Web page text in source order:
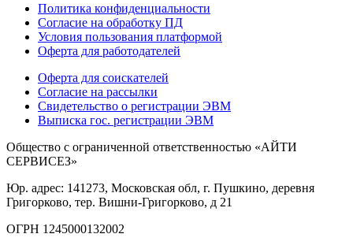
Политика конфиденциальности
Согласие на обработку ПД
Условия пользования платформой
Оферта для работодателей
Оферта для соискателей
Согласие на рассылки
Свидетельство о регистрации ЭВМ
Выписка гос. регистрации ЭВМ
Общество с ограниченной ответственностью «АЙТИ
СЕРВИСЕЗ»
Юр. адрес: 141273, Московская обл, г. Пушкино, деревня
Григорково, тер. Вишни-Григорково, д 21
ОГРН 1245000132002